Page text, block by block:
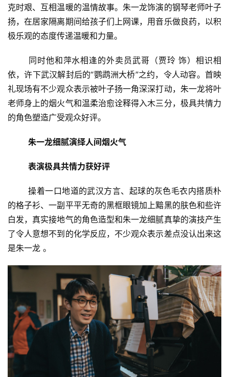
克时艰、互相温暖的温情故事。朱一龙饰演的钢琴老师叶子
扬，在居家隔离期间给孩子们上网课，用音乐做良药，以积
极乐观的态度传递温暖和力量。
依，许下武汉解封后的“鹦鹉洲大桥”之约，令人动容。首映
礼现场有不少观众表示被叶子扬一角深深打动，朱一龙将叶
老师身上的烟火气和温柔治愈诠释得入木三分，极具共情力
的角色塑造广受观众好评。
朱一龙细腻演绎人间烟火气
表演极具共情力获好评
	操着一口地道的武汉方言、起球的灰色毛衣内搭质朴
的格子衫、一副平平无奇的黑框眼镜加上黯黑的肤色和些许
白发，真实接地气的角色造型和朱一龙细腻真挚的演技产生
了令人意想不到的化学反应，不少观众表示差点没认出来这
是朱一龙 。